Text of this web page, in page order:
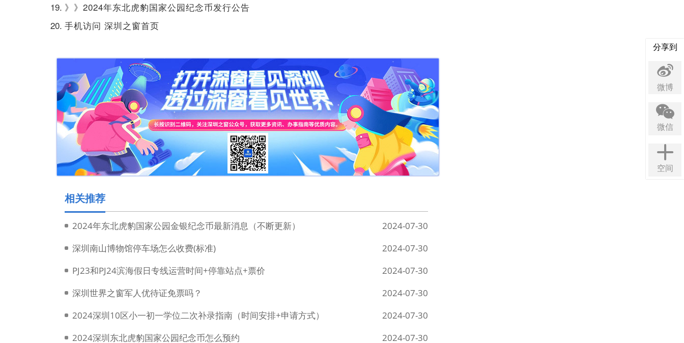
》》2024年东北虎豹国家公园纪念币发行公告
手机访问 深圳之窗首页
分享到
微博
微信
空间
相关推荐
2024年东北虎豹国家公园金银纪念币最新消息（不断更新）
2024-07-30
深圳南山博物馆停车场怎么收费(标准)
2024-07-30
PJ23和PJ24滨海假日专线运营时间+停靠站点+票价
2024-07-30
深圳世界之窗军人优待证免票吗？
2024-07-30
2024深圳10区小一初一学位二次补录指南（时间安排+申请方式）
2024-07-30
2024深圳东北虎豹国家公园纪念币怎么预约
2024-07-30